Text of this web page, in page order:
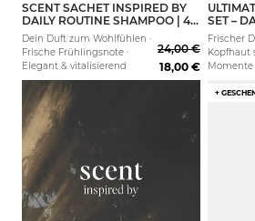
SCENT SACHET INSPIRED BY
DAILY ROUTINE SHAMPOO | 4
STK.
Dein Duft zum Wohlfühlen ·
Frische Frühlingsnote ·
Elegant & vitalisierend
24,00 €
18,00 €
SET –
Frischer
Kopfhaut
Momente
+